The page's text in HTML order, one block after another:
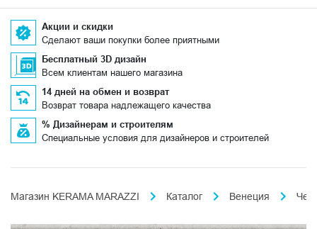
Акции и скидки
Сделают ваши покупки более приятными
Бесплатный 3D дизайн
Всем клиентам нашего магазина
14 дней на обмен и возврат
Возврат товара надлежащего качества
% Дизайнерам и строителям
Специальные условия для дизайнеров и строителей
Магазин KERAMA MARAZZI Каталог Венеция